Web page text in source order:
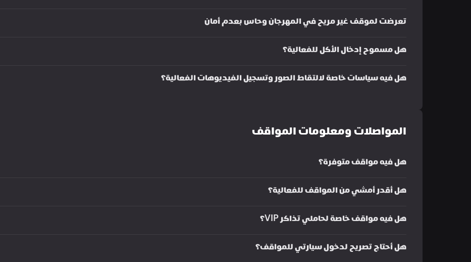
تعرضت لموقف غير مريح في المهرجان وحاس بعدم أمان
هل مسموح إدخال الأكل للفعالية؟
هل فيه سياسات خاصة لالتقاط الصور وتسجيل الفيديوهات الفعالية؟
المواصلات ومعلومات المواقف
هل فيه مواقف متوفرة؟
هل أقدر أمشي من المواقف للفعالية؟
هل فيه مواقف خاصة لحاملي تذاكر VIP؟
هل أحتاج تصريح لدخول سيارتي للمواقف؟